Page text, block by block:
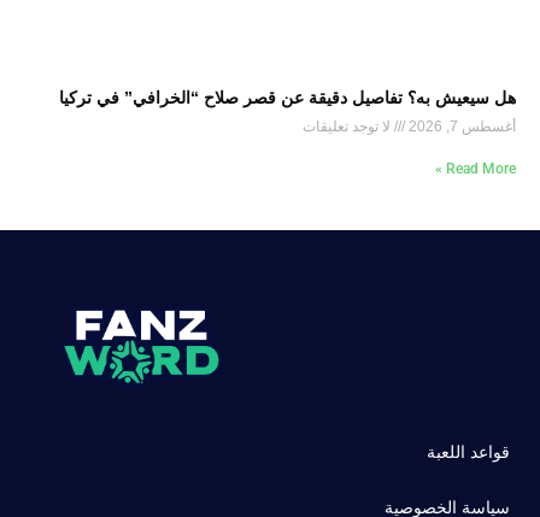
هل سيعيش به؟ تفاصيل دقيقة عن قصر صلاح “الخرافي” في تركيا
أغسطس 7, 2026 لا توجد تعليقات
Read More »
قواعد اللعبة
سياسة الخصوصية